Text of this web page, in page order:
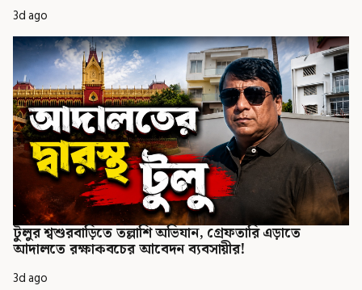
3d ago
টুলুর শ্বশুরবাড়িতে তল্লাশি অভিযান, গ্রেফতারি এড়াতে
আদালতে রক্ষাকবচের আবেদন ব্যবসায়ীর!
3d ago